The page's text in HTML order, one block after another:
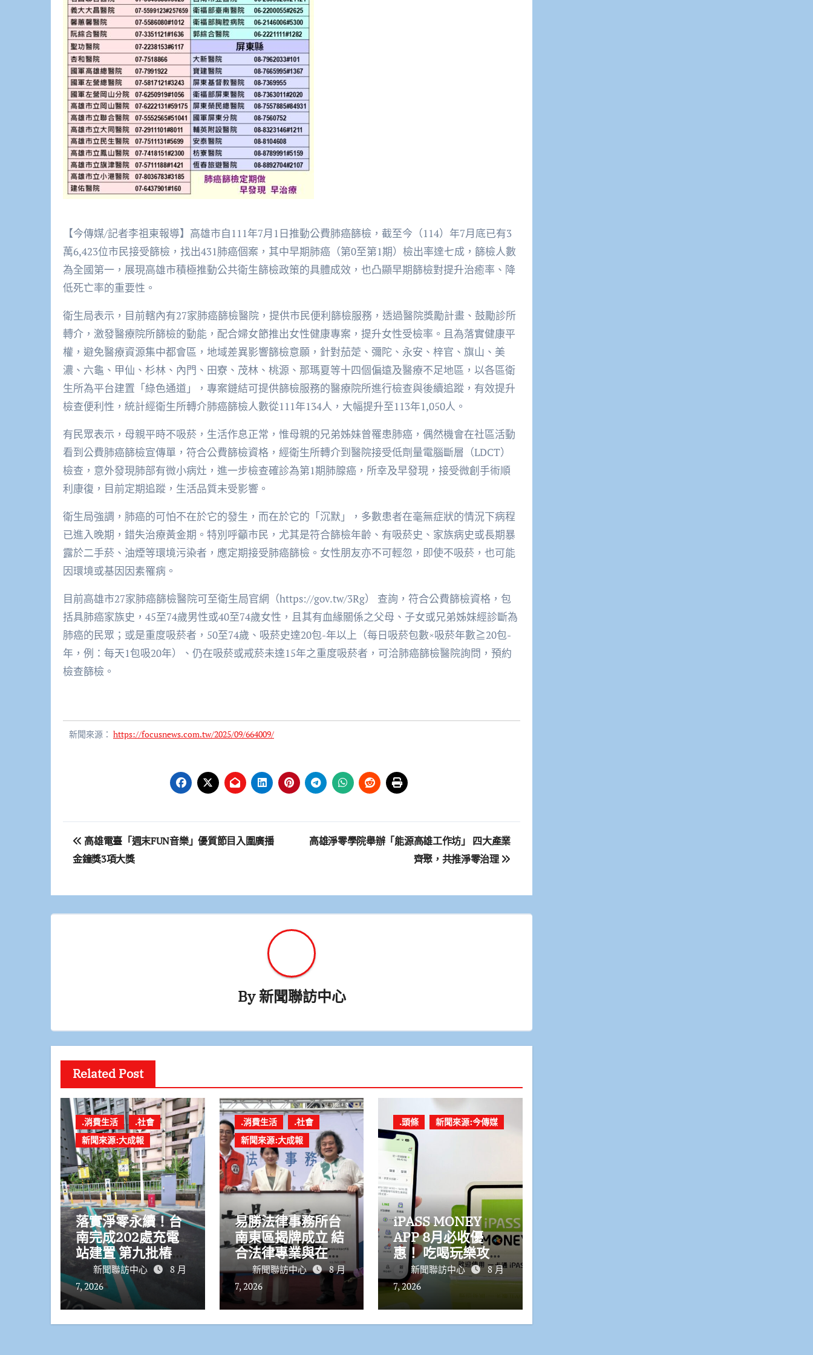
【今傳媒/記者李祖東報導】高雄市自111年7月1日推動公費肺癌篩檢，截至今（114）年7月底已有3
萬6,423位市民接受篩檢，找出431肺癌個案，其中早期肺癌（第0至第1期）檢出率達七成，篩檢人數
為全國第一，展現高雄市積極推動公共衛生篩檢政策的具體成效，也凸顯早期篩檢對提升治癒率、降
低死亡率的重要性。
衛生局表示，目前轄內有27家肺癌篩檢醫院，提供市民便利篩檢服務，透過醫院獎勵計畫、鼓勵診所
轉介，激發醫療院所篩檢的動能，配合婦女節推出女性健康專案，提升女性受檢率。且為落實健康平
權，避免醫療資源集中都會區，地域差異影響篩檢意願，針對茄萣、彌陀、永安、梓官、旗山、美
濃、六龜、甲仙、杉林、內門、田寮、茂林、桃源、那瑪夏等十四個偏遠及醫療不足地區，以各區衛
生所為平台建置「綠色通道」，專案鏈結可提供篩檢服務的醫療院所進行檢查與後續追蹤，有效提升
檢查便利性，統計經衛生所轉介肺癌篩檢人數從111年134人，大幅提升至113年1,050人。
有民眾表示，母親平時不吸菸，生活作息正常，惟母親的兄弟姊妹曾罹患肺癌，偶然機會在社區活動
看到公費肺癌篩檢宣傳單，符合公費篩檢資格，經衛生所轉介到醫院接受低劑量電腦斷層（LDCT）
檢查，意外發現肺部有微小病灶，進一步檢查確診為第1期肺腺癌，所幸及早發現，接受微創手術順
利康復，目前定期追蹤，生活品質未受影響。
衛生局強調，肺癌的可怕不在於它的發生，而在於它的「沉默」，多數患者在毫無症狀的情況下病程
已進入晚期，錯失治療黃金期。特別呼籲市民，尤其是符合篩檢年齡、有吸菸史、家族病史或長期暴
露於二手菸、油煙等環境污染者，應定期接受肺癌篩檢。女性朋友亦不可輕忽，即使不吸菸，也可能
因環境或基因因素罹病。
目前高雄市27家肺癌篩檢醫院可至衛生局官網（https://gov.tw/3Rg） 查詢，符合公費篩檢資格，包
括具肺癌家族史，45至74歲男性或40至74歲女性，且其有血緣關係之父母、子女或兄弟姊妹經診斷為
肺癌的民眾；或是重度吸菸者，50至74歲、吸菸史達20包-年以上（每日吸菸包數×吸菸年數≧20包-
年，例：每天1包吸20年）、仍在吸菸或戒菸未達15年之重度吸菸者，可洽肺癌篩檢醫院詢問，預約
檢查篩檢。
新聞來源： https://focusnews.com.tw/2025/09/664009/
文
章
覽
高雄電臺「週末FUN音樂」優質節目入圍廣播
金鐘獎3項大獎
高雄淨零學院舉辦「能源高雄工作坊」 四大產業
齊聚，共推淨零治理
By新聞聯訪中心
Related Post
.消費生活
.社會
新聞來源:大成報
落實淨零永續！台
南完成202處充電
站建置 第九批樁位
正式啟用
新聞聯訪中心
8 月
7, 2026
.消費生活
.社會
新聞來源:大成報
易勝法律事務所台
南東區揭牌成立 結
合法律專業與在地
服務新聞聯訪中心
8 月
7, 2026
.頭條 新聞來源:今傳媒
iPASS MONEY
APP 8月必收優
惠！ 吃喝玩樂攻略
一次看 聰明消費
省更多
新聞聯訪中心
8 月
7, 2026